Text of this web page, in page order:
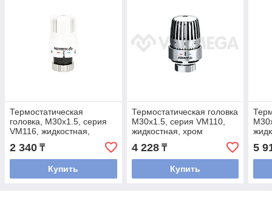
Термостатическая
головка, M30х1.5, серия
VM116, жидкостная,
белая, Varmega
2 340 ₸
Купить
Термостатическая головка
M30х1.5, серия VM110,
жидкостная, хром
4 228₸
Купить
5